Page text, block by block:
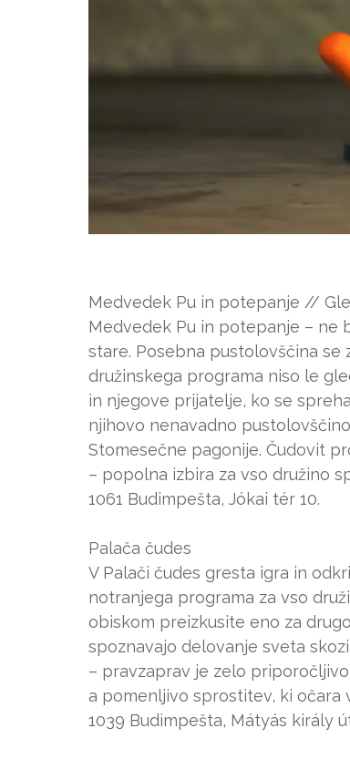
Medvedek Pu in potepanje //
Medvedek Pu in potepanje – ne
stare. Posebna pustolovščina
družinskega programa niso le
in njegove prijatelje, ko se
njihovo nenavadno
Stomesečne pagonije. Čudovit
– popolna izbira za vso družino
1061 Budimpešta, Jókai tér 10.
Palača čudes
V Palači čudes gresta igra in
notranjega programa za vso
obiskom preizkusite eno za
spoznavajo delovanje sveta
– pravzaprav je zelo
a pomenljivo sprostitev, ki očara
1039 Budimpešta, Mátyás király